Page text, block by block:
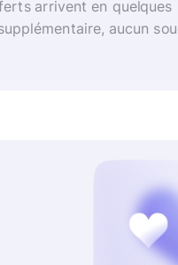
arrivent en quelques
aucun